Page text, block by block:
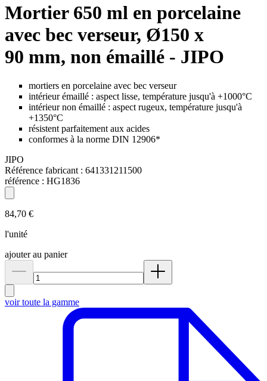
Mortier 650 ml en porcelaine
avec bec verseur, Ø150 x
90 mm, non émaillé - JIPO
mortiers en porcelaine avec bec verseur
intérieur émaillé : aspect lisse, température jusqu'à +1000°C
intérieur non émaillé : aspect rugeux, température jusqu'à
+1350°C
résistent parfaitement aux acides
conformes à la norme DIN 12906*
JIPO
Référence fabricant : 641331211500
référence : HG1836
84,70 €
l'unité
ajouter au panier
voir toute la gamme